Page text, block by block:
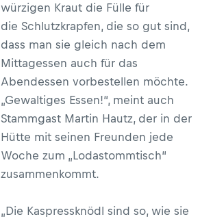
würzigen Kraut die Fülle für
die Schlutzkrapfen, die so gut sind,
dass man sie gleich nach dem
Mittagessen auch für das
Abendessen vorbestellen möchte.
„Gewaltiges Essen!“, meint auch
Stammgast Martin Hautz, der in der
Hütte mit seinen Freunden jede
Woche zum „Lodastommtisch“
zusammenkommt.
„Die Kaspressknödl sind so, wie sie